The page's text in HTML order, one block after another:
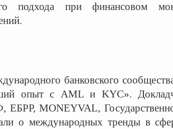
подхода при финансовом
банковского
опыт с AML и KYC».
ЕБРР, MONEYVAL,
о международных тренды в